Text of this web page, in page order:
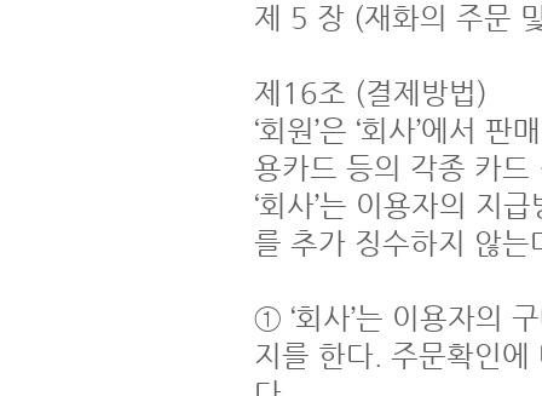
제 5 장 (재화의 주문
제16조 (결제방법)
‘회원’은 ‘회사’에서
용카드 등의 각종 카
‘회사’는 이용자의 지
를 추가 징수하지 않는
① ‘회사’는 이용자의
지를 한다. 주문확인